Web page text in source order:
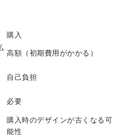
購入
高額（初期費用がかかる）
自己負担
必要
購入時のデザインが古くなる可
能性